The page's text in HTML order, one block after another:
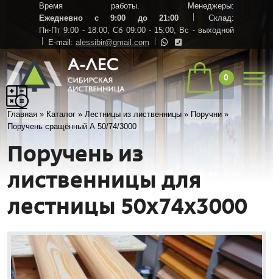
Время работы. Менеджеры:
Ежедневно с 9:00 до 21:00
Склад:
Пн-Пт 9:00 - 18:00, Сб 09:00 - 15:00, Вс - выходной
E-mail: alessibir@gmail.com
0
Главная » Каталог »Лестницы из лиственницы » Поручни »
Поручень сращённый А 50/74/3000
Поручень из
лиственницы для
лестницы 50х74х3000